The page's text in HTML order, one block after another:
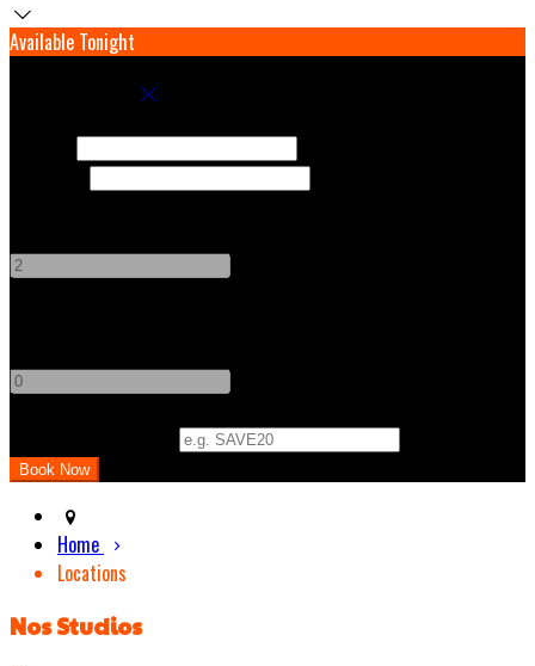
Available Tonight
Home
Locations
Nos Studios